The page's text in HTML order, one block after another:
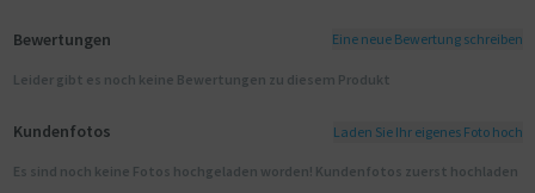
Bewertungen Eine neue Bewertung schreiben
Leider gibt es noch keine Bewertungen zu diesem Produkt
Kundenfotos Laden Sie Ihr eigenes Foto hoch
Es sind noch keine Fotos hochgeladen worden! Kundenfotos zuerst hochladen